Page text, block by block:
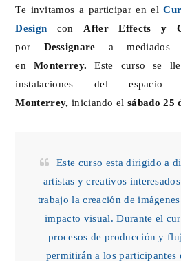
Te invitamos a participar en el
Design con After Effects y
por Dessignare a
en Monterrey.Este curso se
instalaciones del
Monterrey, iniciando elsábado 25
Este curso esta dirigido a
artistas y creativos
trabajo la creación de
impacto visual. Durante el
procesos de producción y
permitirán a los participantes